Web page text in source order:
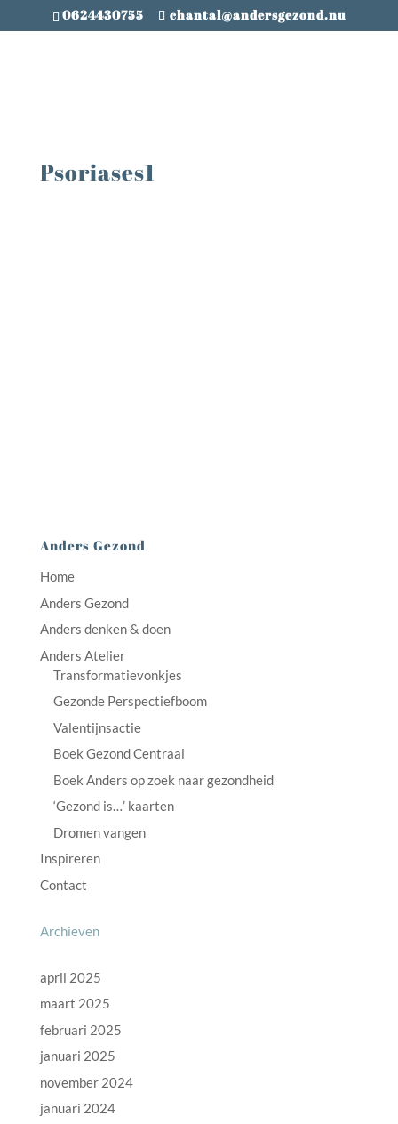
0624430755 chantal@andersgezond.nu
Psoriases1
Anders Gezond
Home
Anders Gezond
Anders denken & doen
Anders Atelier
Transformatievonkjes
Gezonde Perspectiefboom
Valentijnsactie
Boek Gezond Centraal
Boek Anders op zoek naar gezondheid
‘Gezond is…’ kaarten
Dromen vangen
Inspireren
Contact
Archieven
april 2025
maart 2025
februari 2025
januari 2025
november 2024
januari 2024